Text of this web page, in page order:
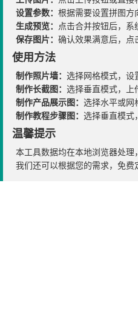
设置参数： 根据需要设置拼图方
生成预览：
点击合并按钮后，
保存图片： 确认效果满意后，点
使用方法
制作照片墙： 选择网格模式，设
制作长截图： 选择垂直模式，上
制作产品展示图： 选择水平或网
制作教程步骤图： 选择垂直模式
温馨提示
本工具数据均在本地浏览器处
我们还可以根据您的需求，免